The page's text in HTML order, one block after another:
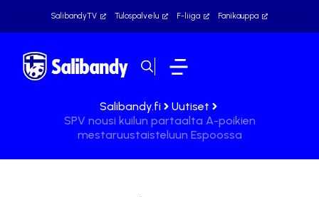
SalibandyTV Tulospalvelu F-liiga Fanikauppa
Salibandy.fi
Uutiset
SPV nousi kuilun partaalta A-poikien
mestaruustaisteluun Espoossa